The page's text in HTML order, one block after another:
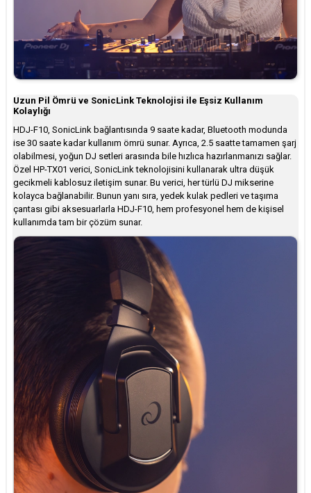
Uzun Pil Ömrü ve SonicLink Teknolojisi ile Eşsiz Kullanım
Kolaylığı
HDJ-F10, SonicLink bağlantısında 9 saate kadar, Bluetooth modunda
ise 30 saate kadar kullanım ömrü sunar. Ayrıca, 2.5 saatte tamamen şarj
olabilmesi, yoğun DJ setleri arasında bile hızlıca hazırlanmanızı sağlar.
Özel HP-TX01 verici, SonicLink teknolojisini kullanarak ultra düşük
gecikmeli kablosuz iletişim sunar. Bu verici, her türlü DJ mikserine
kolayca bağlanabilir. Bunun yanı sıra, yedek kulak pedleri ve taşıma
çantası gibi aksesuarlarla HDJ-F10, hem profesyonel hem de kişisel
kullanımda tam bir çözüm sunar.